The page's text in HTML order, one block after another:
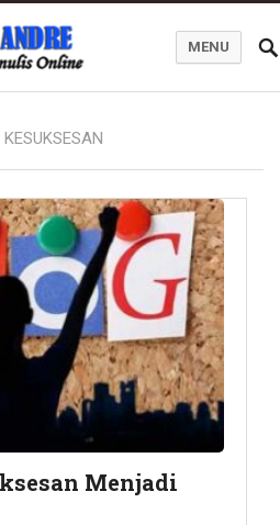
MENU
KESUKSESAN
Menjadi